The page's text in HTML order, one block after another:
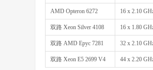
AMD Opteron 6272 16 x 2.10
双路 Xeon Silver 4108 16 x 1.80
双路 AMD Epyc 7281 32 x 2.10
双路 Xeon E5 2699 V4 44 x 2.20